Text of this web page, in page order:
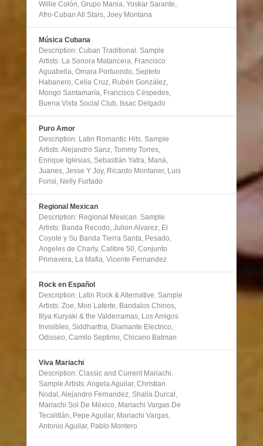
Willie Colón, Grupo Mania, Yoskar Sarante,
Afro-Cuban All Stars, Joey Montana
Música Cubana
Description: Cuban Traditional. Sample
Artists: La Sonora Matancera, Francisco
Aguabella, Omara Portuondo, Septeto
Habanero, Celia Cruz, Rubén González,
Mongo Santamaría, Francisco Céspedes,
Buena Vista Social Club, Issac Delgado
Puro Amor
Description: Latin Romantic Hits. Sample
Artists: Alejandro Sanz, Tommy Torres,
Enrique Iglesias, Sebastián Yatra, Maná,
Juanes, Jesse Y Joy, Ricardo Montaner, Luis
Fonsi, Nelly Furtado
Regional Mexican
Description: Regional Mexican. Sample
Artists: Banda Recodo, Julion Alvarez, El
Coyote y Su Banda Tierra Santa, Pesado,
Angeles de Charly, Calibre 50, Conjunto
Primavera, La Mafia, Vicente Fernandez
Rock en Español
Description: Latin Rock & Alternative. Sample
Artists: Zoe, Mon Laferte, Bandalos Chinos,
Illya Kuryaki & the Valderramas, Los Amigos
Invisibles, Siddhartha, Diamante Electrico,
Odisseo, Camilo Septimo, Chicano Batman
Viva Mariachi
Description: Classic and Current Mariachi.
Sample Artists: Angela Aguilar, Christian
Nodal, Alejandro Fernandez, Shalia Durcal,
Mariachi Sol De México, Mariachi Vargas De
Tecalitlán, Pepe Aguilar, Mariachi Vargas,
Antonio Aguilar, Pablo Montero